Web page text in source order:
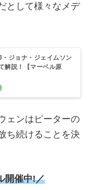
として様々なメデ
・ジョナ・ジェイムソン
解説！【マーベル原
ェンはピーターの
ち続けることを決
開催中!／